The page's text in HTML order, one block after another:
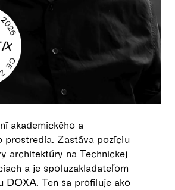
akademického a
prostredia. Zastáva pozíciu
architektúry na Technickej
a je spoluzakladateľom
DOXA. Ten sa profiluje ako